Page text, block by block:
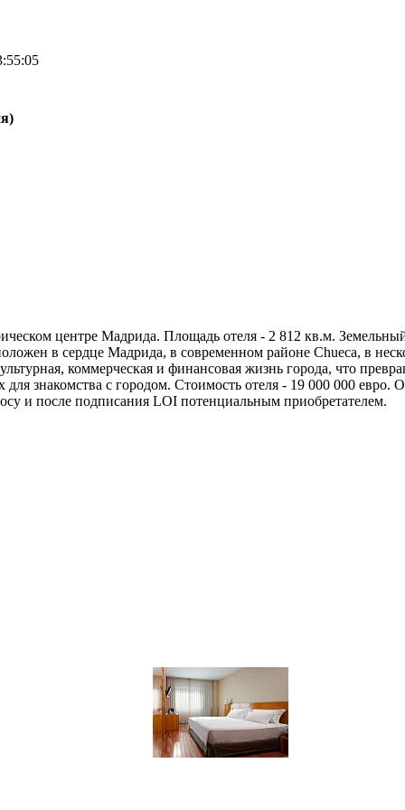
центре Мадрида. Площадь отеля - 2 812 кв.м.
в сердце Мадрида, в современном районе Chueca, в
коммерческая и финансовая жизнь города, что
знакомства с городом. Стоимость отеля - 19 000 000 евро.
и после подписания LOI потенциальным приобретателем.